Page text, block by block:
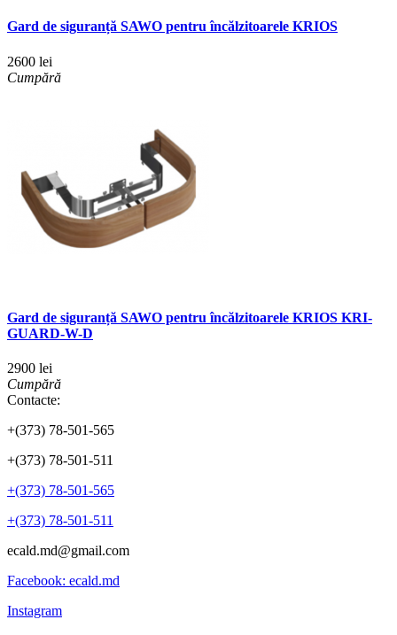
Gard de siguranță SAWO pentru încălzitoarele KRIOS
2600 lei
Cumpără
Gard de siguranță SAWO pentru încălzitoarele KRIOS KRI-
GUARD-W-D
2900 lei
Cumpără
Contacte:
+(373) 78-501-565
+(373) 78-501-511
+(373) 78-501-565
+(373) 78-501-511
ecald.md@gmail.com
Facebook: ecald.md
Instagram